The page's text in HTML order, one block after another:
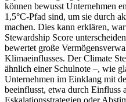
können bewusst Unternehmen
1,5°C-Pfad sind, um sie durch
machen. Dies kann erklären,
Stewardship Score
bewertet große
Klimaeinflusses. Der Climate
ähnlich einer Schulnote –, wie
Unternehmen im Einklang mit
beeinflusst, etwa durch Einfluss